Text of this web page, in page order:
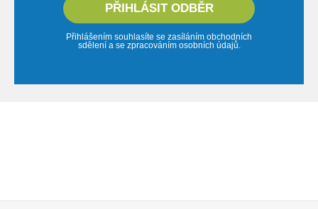
PŘIHLÁSIT ODBĚR
Přihlášením souhlasíte se zasíláním obchodních
sdělení a se zpracováním osobních údajů.